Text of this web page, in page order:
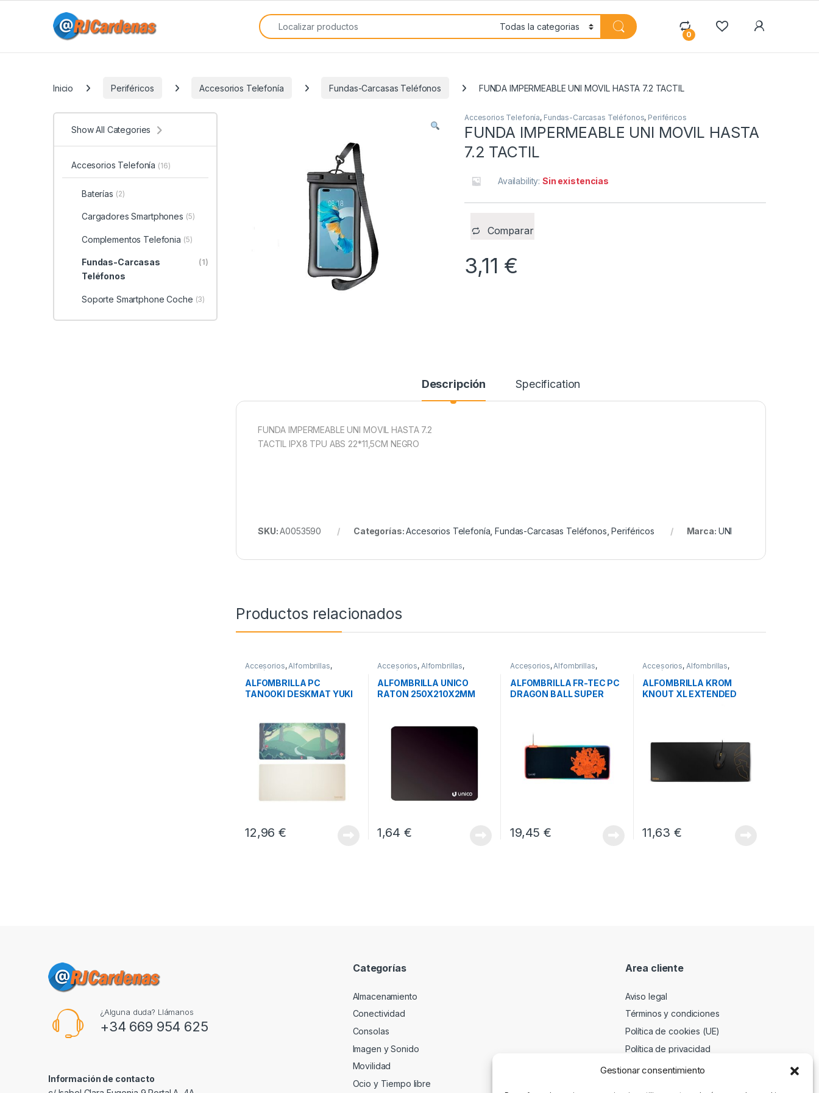
Gestionar consentimiento
Search for:
0
Inicio Periféricos Accesorios Telefonía Fundas-Carcasas Teléfonos FUNDA IMPERMEABLE UNI MOVIL HASTA 7.2 TACTIL
Accesorios Telefonía, Fundas-Carcasas Teléfonos, Periféricos
FUNDA IMPERMEABLE UNI MOVIL HASTA
7.2 TACTIL
Availability:Sin existencias
Comparar
3,11 €
Descripción Specification
FUNDA IMPERMEABLE UNI MOVIL HASTA 7.2
TACTIL IPX8 TPU ABS 22*11,5CM NEGRO
SKU:A0053590 Categorías:Accesorios Telefonía ,Fundas-Carcasas Teléfonos ,Periféricos Marca: UNI
Productos relacionados
Accesorios,Alfombrillas,
Periféricos
ALFOMBRILLA PC
TANOOKI DESKMAT YUKI
12,96€
Accesorios, Alfombrillas,
Periféricos
ALFOMBRILLA UNICO
RATON 250X210X2MM
1,64 €
Accesorios,Alfombrillas,
Periféricos
ALFOMBRILLA FR-TEC PC
DRAGON BALL SUPER
19,45€
Accesorios, Alfombrillas,
Periféricos
ALFOMBRILLA KROM
KNOUT XL EXTENDED
11,63 €
Show All Categories
Accesorios Telefonía (16)
Baterías (2)
Cargadores Smartphones (5)
Complementos Telefonia (5)
Fundas-Carcasas
Teléfonos
(1)
Soporte Smartphone Coche (3)
¿Alguna duda? Llámanos
+34 669 954 625
Información de contacto
Categorías
Almacenamiento
Conectividad
Consolas
Imagen y Sonido
Movilidad
Ocio y Tiempo libre
Area cliente
Aviso legal
Términos y condiciones
Política de cookies (UE)
Política de privacidad